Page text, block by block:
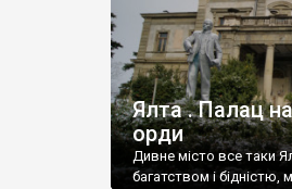
Ялта . Палац
орди
Дивне місто все таки
багатством і